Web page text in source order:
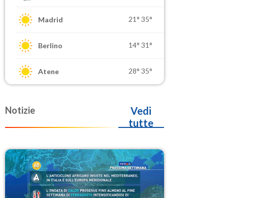
Madrid 21° 35°
Berlino 14° 31°
Atene 28° 35°
Notizie
Vedi
tutte